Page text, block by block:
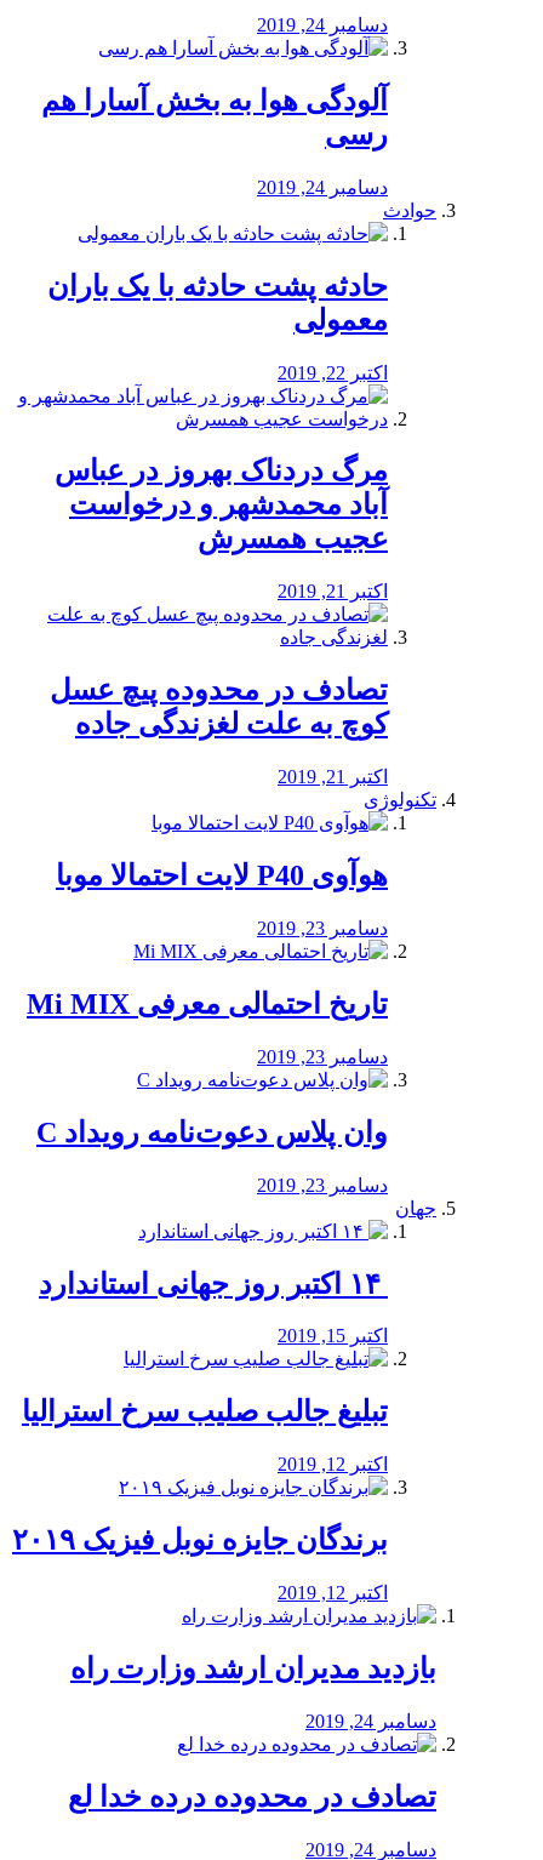
دسامبر 24, 2019
آلودگی هوا به بخش آسارا هم
رسی
دسامبر 24, 2019
حوادث
️حادثه پشت حادثه با یک باران
معمولی
اکتبر 22, 2019
مرگ دردناک بهروز در عباس
آباد محمدشهر و درخواست
عجیب همسرش
اکتبر 21, 2019
تصادف در محدوده پیچ عسل
کوچ به علت لغزندگی جاده
اکتبر 21, 2019
تکنولوژی
هوآوی P40 لایت احتمالا موبا
دسامبر 23, 2019
تاریخ احتمالی معرفی Mi MIX
دسامبر 23, 2019
وان پلاس دعوت‌نامه رویداد C
دسامبر 23, 2019
جهان
اکتبر 15, 2019
تبلیغ جالب صلیب سرخ استرالیا
اکتبر 12, 2019
برندگان جایزه نوبل فیزیک ۲۰۱۹
اکتبر 12, 2019
بازدید مدیران ارشد وزارت راه
دسامبر 24, 2019
تصادف در محدوده درده خدا لع
دسامبر 24, 2019